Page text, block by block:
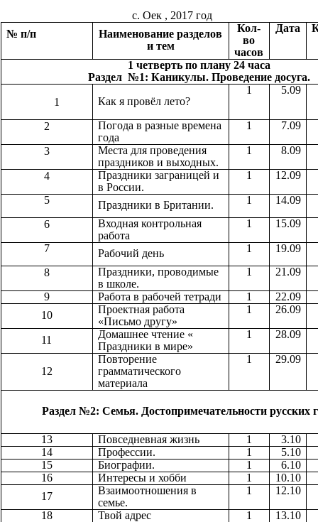
с. Оек , 2017 год
№ п/п
Наименование разделов
и тем
Кол-
во
часов
Дата
1 четверть по плану 24 часа
Раздел №1: Каникулы. Проведение досуга.
1 Как я провёл лето?
1 5.09
2
Погода в разные времена
года
1 7.09
3
Места для проведения
праздников и выходных.
1 8.09
4
Праздники заграницей и
в России.
1 12.09
5 Праздники в Британии. 1
14.09
6
Входная контрольная
работа
1 15.09
7 Рабочий день 1
19.09
8
Праздники, проводимые
в школе.
1 21.09
9 Работа в рабочей тетради 1
22.09
10
Проектная работа
«Письмо другу»
1 26.09
11
Домашнее чтение «
Праздники в мире»
1 28.09
12
Повторение
грамматического
материала
1 29.09
Раздел №2: Семья. Достопримечательности русских
13 Повседневная жизнь 1
3.10
14
Профессии. 1
5.10
15
Биографии. 1
6.10
16
Интересы и хобби 1
10.10
17
Взаимоотношения в
семье.
1 12.10
18 Твой адрес 1
13.10